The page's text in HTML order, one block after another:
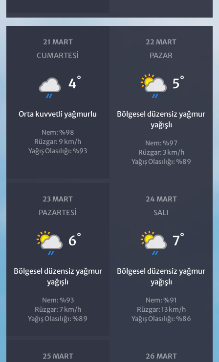
21 MART
CUMARTESI
4°
Orta kuvvetli yağmurlu
Nem: %98
Rüzgar: 9 km/h
Yağış Olasılığı: %93
22 MART
PAZAR
5°
Bölgesel düzensiz yağmur
yağışlı
Nem: %97
Rüzgar: 3 km/h
Yağış Olasılığı: %89
23 MART
PAZARTESI
6°
Bölgesel düzensiz yağmur
yağışlı
Nem: %93
Rüzgar: 7 km/h
Yağış Olasılığı: %89
24 MART
SALI
7°
Bölgesel düzensiz yağmur
yağışlı
Nem: %91
Rüzgar: 13 km/h
Yağış Olasılığı: %86
25 MART 26 MART